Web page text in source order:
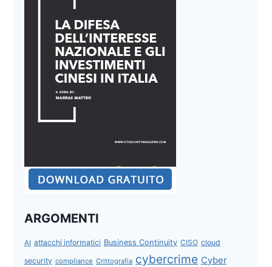
ARGOMENTI
AI attacchi informatici Business Continuity CISO cloud
security compliance Crittografia cybercrime Cyber